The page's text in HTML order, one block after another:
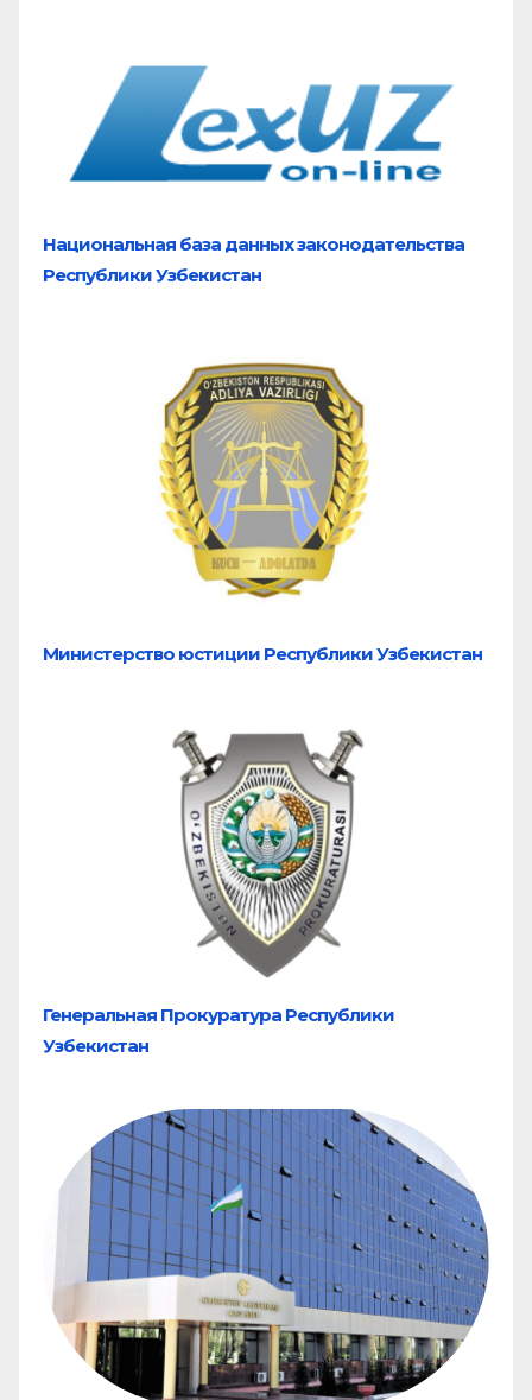
Национальная база данных законодательства
Республики Узбекистан
Министерство юстиции Республики Узбекистан
Генеральная Прокуратура Республики
Узбекистан